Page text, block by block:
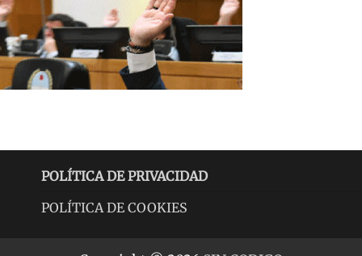
POLÍTICA DE PRIVACIDAD
POLÍTICA DE COOKIES